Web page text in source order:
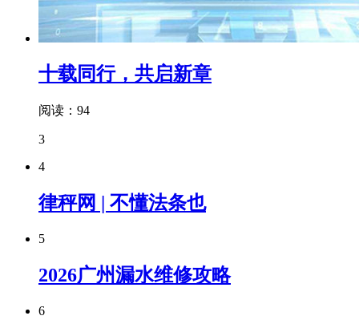
十载同行，共启新章
阅读：94
3
4
律秤网 | 不懂法条也
5
2026广州漏水维修攻略
6